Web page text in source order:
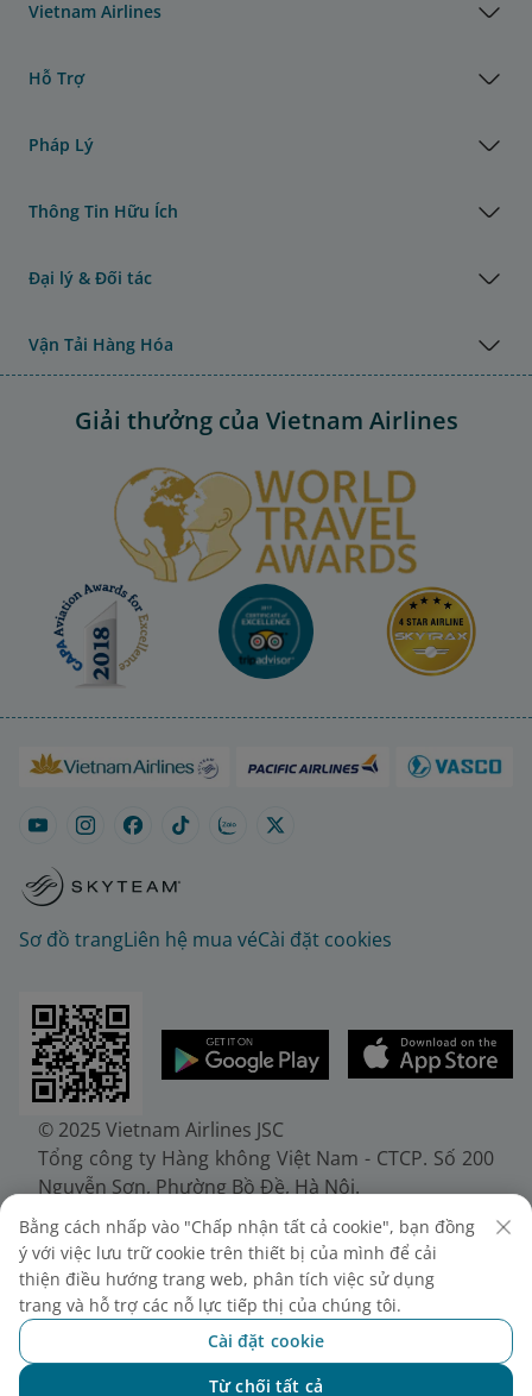
Vietnam Airlines
Hỗ Trợ
Pháp Lý
Thông Tin Hữu Ích
Đại lý & Đối tác
Vận Tải Hàng Hóa
Giải thưởng của Vietnam Airlines
Sơ đồ trangLiên hệ mua véCài đặt cookies
© 2025 Vietnam Airlines JSC
Tổng công ty Hàng không Việt Nam - CTCP. Số 200
Nguyễn Sơn, Phường Bồ Đề, Hà Nội.
Điện thoại: (+84-24) 38272289. Fax: (+84-24)
38722375
Giấy chứng nhận đăng ký doanh nghiệp, mã số
doanh nghiệp 0100107518, đăng ký lần đầu ngày
30/6/2010, đăng ký thay đổi lần thứ 10 ngày
24/7/2025, cấp bởi Sở Tài chính Thành phố Hà Nội.
Bằng cách nhấp vào "Chấp nhận tất cả cookie", bạn đồng
ý với việc lưu trữ cookie trên thiết bị của mình để cải
thiện điều hướng trang web, phân tích việc sử dụng
trang và hỗ trợ các nỗ lực tiếp thị của chúng tôi.
Cài đặt cookie
Từ chối tất cả